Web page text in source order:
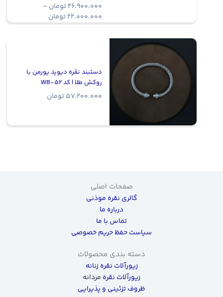
26.900.000 تومان –
22.000.000 تومان
range:
دستبند نقره دیوید یورمن با
روکش طلا | کد WB-52
57.200.000 تومان
صفحات اصلی
گالری نقره موذنی
درباره ما
تماس با ما
سیاست حفظ حریم خصوصی
دسته بندی محصولات
زیورآلات نقره زنانه
زیورآلات نقره مردانه
ظروف تزئینی و پذیرایی